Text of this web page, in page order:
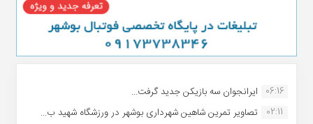
06:16 ایرانجوان سه بازیکن جدید گرفت...
02:11
تصاویر تمرین شاهین شهردارى بوشهر در ورزشگاه شهید ب...